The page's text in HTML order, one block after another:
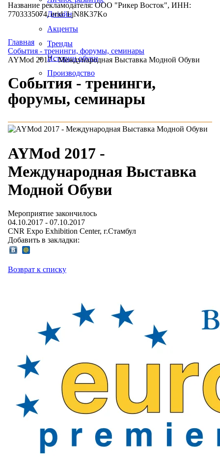
Дизайн
Акценты
Тренды
Истории обуви
Производство
Название рекламодателя: ООО "Рикер Восток", ИНН:
7703335074, erid: LjN8K37Ko
Главная
События - тренинги, форумы, семинары
AYMod 2017 - Международная Выставка Модной Обуви
События - тренинги,
форумы, семинары
AYMod 2017 -
Международная Выставка
Модной Обуви
Мероприятие закончилось
04.10.2017 - 07.10.2017
CNR Expo Exhibition Center, г.Стамбул
Добавить в закладки:
Возврат к списку